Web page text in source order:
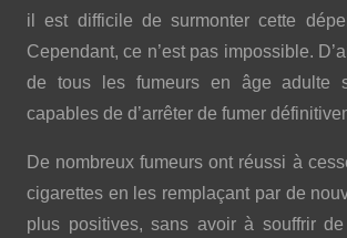
il est difficile de surmonter cette
Cependant, ce n’est pas impossible.
de tous les fumeurs en âge adulte
capables de d’arrêter de fumer
De nombreux fumeurs ont réussi à
cigarettes en les remplaçant par de
plus positives, sans avoir à souffrir